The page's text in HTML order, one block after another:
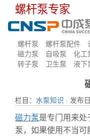
螺杆泵专家
螺杆泵 螺杆泵配件
磁力泵
自吸泵 化工
转子泵
卫生泵 液下
栏目： 水泵知识 · 发布
磁力泵是专门用来
泵，如果使用不当可